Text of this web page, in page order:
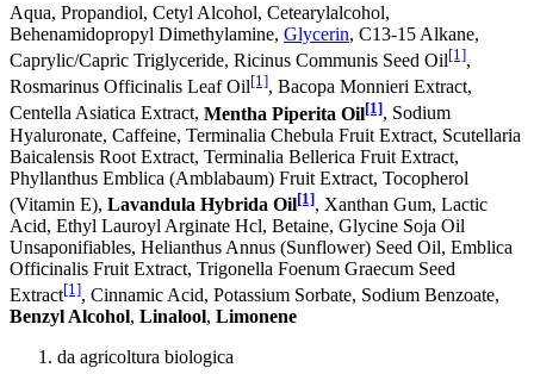
Aqua, Propandiol, Cetyl Alcohol, Cetearylalcohol,
Behenamidopropyl Dimethylamine, Glycerin, C13‐15 Alkane,
Caprylic/Capric Triglyceride, Ricinus Communis Seed Oil[1],
Rosmarinus Officinalis Leaf Oil[1], Bacopa Monnieri Extract,
Centella Asiatica Extract, Mentha Piperita Oil[1], Sodium
Hyaluronate, Caffeine, Terminalia Chebula Fruit Extract, Scutellaria
Baicalensis Root Extract, Terminalia Bellerica Fruit Extract,
Phyllanthus Emblica (Amblabaum) Fruit Extract, Tocopherol
(Vitamin E), Lavandula Hybrida Oil[1], Xanthan Gum, Lactic
Acid, Ethyl Lauroyl Arginate Hcl, Betaine, Glycine Soja Oil
Unsaponifiables, Helianthus Annus (Sunflower) Seed Oil, Emblica
Officinalis Fruit Extract, Trigonella Foenum Graecum Seed
Extract[1], Cinnamic Acid, Potassium Sorbate, Sodium Benzoate,
Benzyl Alcohol, Linalool, Limonene
da agricoltura biologica